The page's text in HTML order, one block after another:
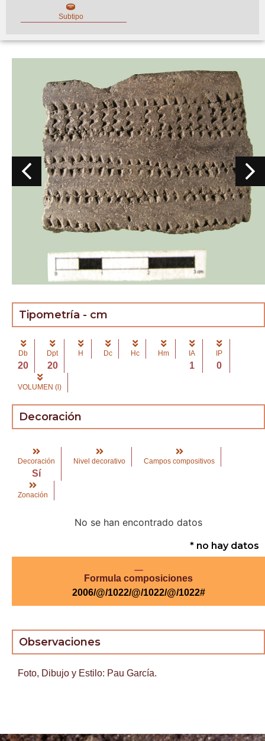
Subtipo
Tipometría - cm
Db
20
Dpt
20
H Dc Hc Hm IA
1
IP
0
VOLUMEN (l)
Decoración
Decoración
Sí
Nivel decorativo Campos compositivos
Zonación
No se han encontrado datos
* no hay datos
Formula composiciones
2006/@/1022/@/1022/@/1022#
Observaciones
Foto, Dibujo y Estilo: Pau García.